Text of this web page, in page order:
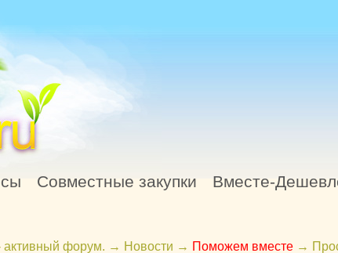
Совместные закупки Вместе-
активный форум. → Новости → Поможем вместе →